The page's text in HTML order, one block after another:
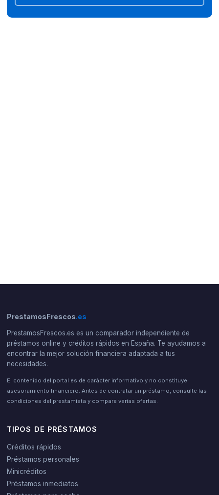
PrestamosFrescos.es
PrestamosFrescos.es es un comparador independiente de
préstamos online y créditos rápidos en España. Te ayudamos a
encontrar la mejor solución financiera adaptada a tus
necesidades.
El contenido del portal es de carácter informativo y no constituye
asesoramiento financiero. Antes de contratar un préstamo, consulte las
condiciones del prestamista y compare varias ofertas.
TIPOS DE PRÉSTAMOS
Créditos rápidos
Préstamos personales
Minicréditos
Préstamos inmediatos